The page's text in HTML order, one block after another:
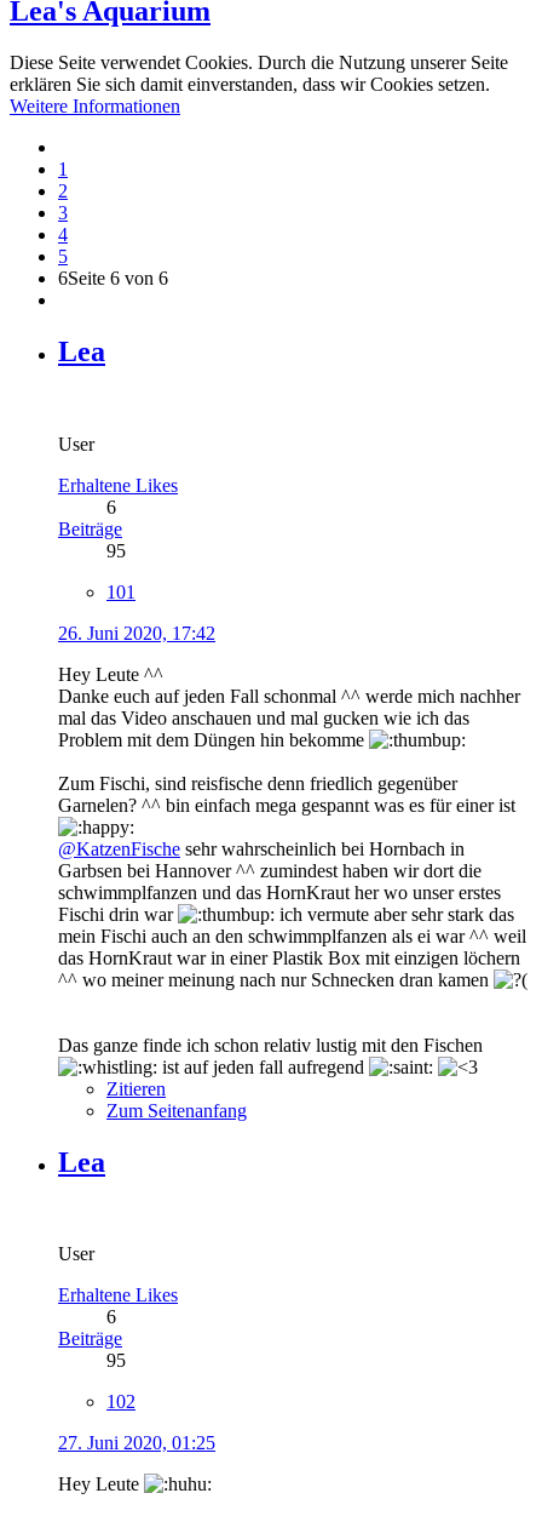
Lea's Aquarium
Diese Seite verwendet Cookies. Durch die Nutzung unserer Seite
erklären Sie sich damit einverstanden, dass wir Cookies setzen.
Weitere Informationen
1
2
3
4
5
6Seite 6 von 6
Lea
User
Erhaltene Likes
6
Beiträge
95
101
26. Juni 2020, 17:42
Hey Leute ^^
Danke euch auf jeden Fall schonmal ^^ werde mich nachher
mal das Video anschauen und mal gucken wie ich das
Problem mit dem Düngen hin bekomme
Zum Fischi, sind reisfische denn friedlich gegenüber
Garnelen? ^^ bin einfach mega gespannt was es für einer ist
@KatzenFische sehr wahrscheinlich bei Hornbach in
Garbsen bei Hannover ^^ zumindest haben wir dort die
schwimmplfanzen und das HornKraut her wo unser erstes
Fischi drin war
ich vermute aber sehr stark das
mein Fischi auch an den schwimmplfanzen als ei war ^^ weil
das HornKraut war in einer Plastik Box mit einzigen löchern
^^ wo meiner meinung nach nur Schnecken dran kamen
Das ganze finde ich schon relativ lustig mit den Fischen
ist auf jeden fall aufregend
Zitieren
Zum Seitenanfang
Lea
User
Erhaltene Likes
6
Beiträge
95
102
27. Juni 2020, 01:25
Hey Leute